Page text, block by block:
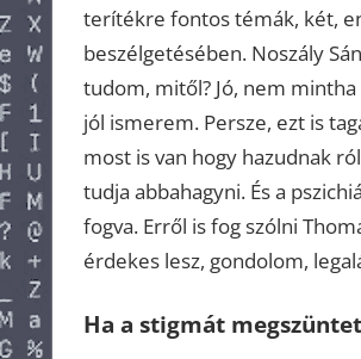
terítékre fontos témák, két,
beszélgetésében. Noszály
tudom, mitől? Jó, nem
jól ismerem. Persze, ezt is
most is van hogy hazudnak
tudja abbahagyni. És a
fogva. Erről is fog szólni
érdekes lesz, gondolom,
Ha a stigmát